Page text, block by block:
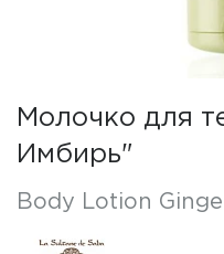
Молочко для
Имбирь"
Body Lotion